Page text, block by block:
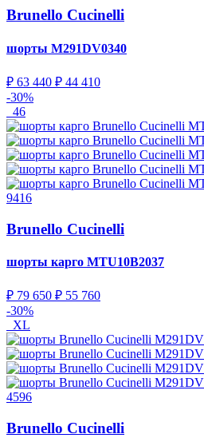
Brunello Cucinelli
шорты M291DV0340
₽ 63 440 ₽ 44 410
-30%
46
9416
Brunello Cucinelli
шорты карго MTU10B2037
₽ 79 650 ₽ 55 760
-30%
XL
4596
Brunello Cucinelli